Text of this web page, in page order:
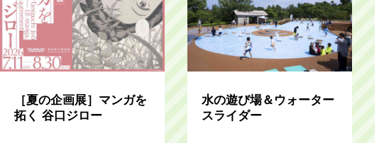
［夏の企画展］マンガを
拓く 谷口ジロー
水の遊び場＆ウォーター
スライダー